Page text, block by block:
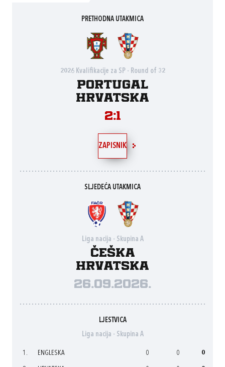
PRETHODNA UTAKMICA
2026 Kvalifikacije za SP - Round of 32
Portugal
Hrvatska
2:1
ZAPISNIK
SLJEDEĆA UTAKMICA
Liga nacija - Skupina A
Češka
Hrvatska
26.09.2026.
LJESTVICA
Liga nacija - Skupina A
1. ENGLESKA 0 0 0